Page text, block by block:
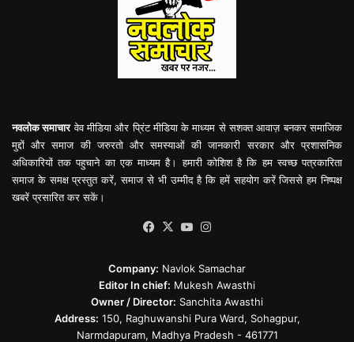
नवलोक समाचारवेव मीडिया और प्रिंट मीडिया के माध्यम से सशक्त आवाज़ बनकर समाजिक
मुद्दों और समाज की जरुरतो और समस्याओं की जानकारी सरकार और प्रशासनिक
अधिकारियों तक पहुचाने का एक माध्यम है। हमारी कोशिश है कि हम स्वच्छ पत्रकारिता
समाज के समक्ष प्रस्तुत करें, समाज से भी उम्मीद है कि हमें सहयोग करें जिससे हम निष्पक्ष
खबरें प्रसारित कर सकें।
Facebook
X YouTube
Company: Navlok Samachar
Editor In chief: Mukesh Awasthi
Owner / Director: Sanchita Awasthi
Address: 150, Raghuwanshi Pura Ward, Sohagpur,
Narmdapuram, Madhya Pradesh - 461771